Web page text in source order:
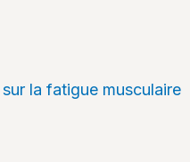
la fatigue musculaire